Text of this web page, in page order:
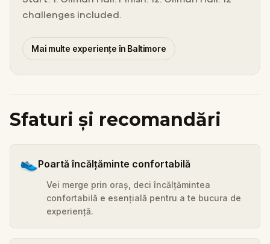
challenges included.
Mai multe experiențe în Baltimore
Sfaturi și recomandări
👟Poartă încălțăminte confortabilă
Vei merge prin oraș, deci încălțămintea
confortabilă e esențială pentru a te bucura de
experiență.